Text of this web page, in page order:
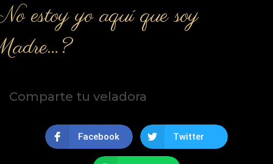
estoy yo aquí que soy
Comparte tu veladora
Facebook Twitter